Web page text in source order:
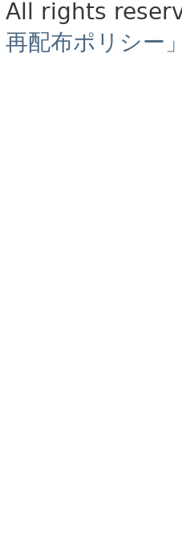
All rights
再配布ポリシー」